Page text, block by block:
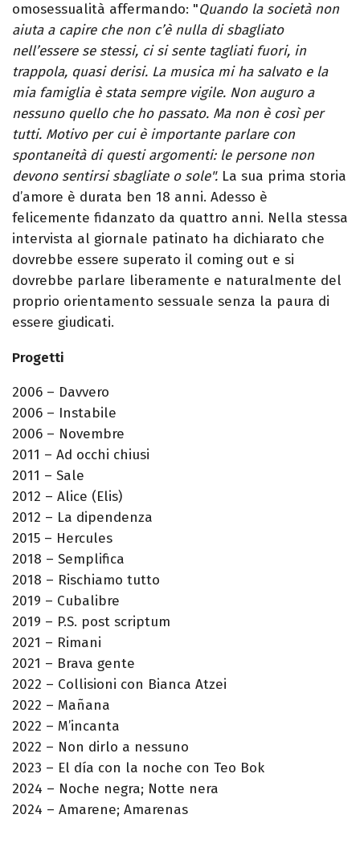
omosessualità affermando: "Quando la società non
aiuta a capire che non c’è nulla di sbagliato
nell’essere se stessi, ci si sente tagliati fuori, in
trappola, quasi derisi. La musica mi ha salvato e la
mia famiglia è stata sempre vigile. Non auguro a
nessuno quello che ho passato. Ma non è così per
tutti. Motivo per cui è importante parlare con
spontaneità di questi argomenti: le persone non
devono sentirsi sbagliate o sole". La sua prima storia
d’amore è durata ben 18 anni. Adesso è
felicemente fidanzato da quattro anni. Nella stessa
intervista al giornale patinato ha dichiarato che
dovrebbe essere superato il coming out e si
dovrebbe parlare liberamente e naturalmente del
proprio orientamento sessuale senza la paura di
essere giudicati.
Progetti
2006 – Davvero
2006 – Instabile
2006 – Novembre
2011 – Ad occhi chiusi
2011 – Sale
2012 – Alice (Elis)
2012 – La dipendenza
2015 – Hercules
2018 – Semplifica
2018 – Rischiamo tutto
2019 – Cubalibre
2019 – P.S. post scriptum
2021 – Rimani
2021 – Brava gente
2022 – Collisioni con Bianca Atzei
2022 – Mañana
2022 – M’incanta
2022 – Non dirlo a nessuno
2023 – El día con la noche con Teo Bok
2024 – Noche negra; Notte nera
2024 – Amarene; Amarenas